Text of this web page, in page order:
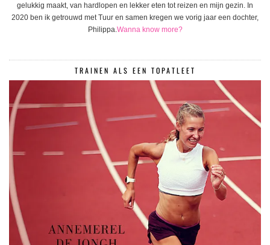
gelukkig maakt, van hardlopen en lekker eten tot reizen en mijn gezin. In
2020 ben ik getrouwd met Tuur en samen kregen we vorig jaar een dochter,
Philippa. Wanna know more?
TRAINEN ALS EEN TOPATLEET